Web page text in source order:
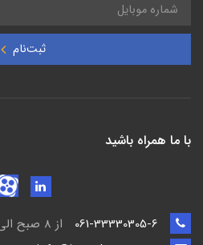
ثبت‌نام
با ما همراه باشید
از 8 صبح الی 16